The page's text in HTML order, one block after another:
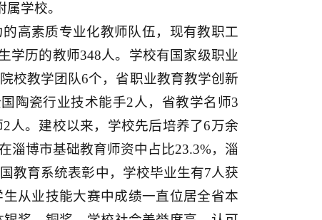
学校。
高素质专业化教师队伍，现有教职工
学历的教师348人。学校有国家级职业
校教学团队6个，省职业教育教学创新
陶瓷行业技术能手2人，省教学名师3
人。建校以来，学校先后培养了6万余
淄博市基础教育师资中占比23.3%，淄
教育系统表彰中，学校毕业生有7人获
从业技能大赛中成绩一直位居全省本